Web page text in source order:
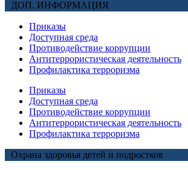
ДОП. ИНФОРМАЦИЯ
Приказы
Доступная среда
Противодействие коррупции
Антитеррористическая деятельность
Профилактика терроризма
Приказы
Доступная среда
Противодействие коррупции
Антитеррористическая деятельность
Профилактика терроризма
Охрана здоровья детей и подростков